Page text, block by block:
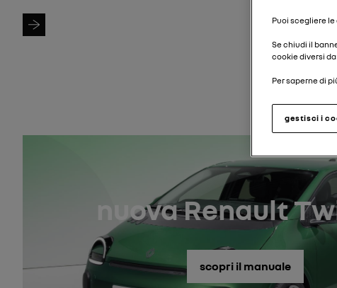
Cerca modello
nuova Renault
scopri il manuale
Puoi scegliere
Se chiudi il
cookie diversi
Per saperne di
gestisci i